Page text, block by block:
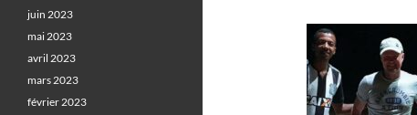
juin 2023
mai 2023
avril 2023
mars 2023
février 2023